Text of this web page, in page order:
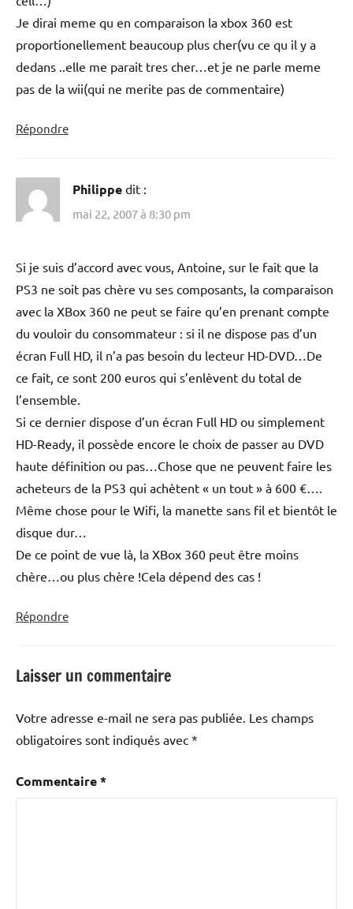
Je dirai meme qu en comparaison la xbox 360 est
proportionellement beaucoup plus cher(vu ce qu il y a
dedans ..elle me parait tres cher…et je ne parle meme
pas de la wii(qui ne merite pas de commentaire)
Répondre
Philippe dit :
mai 22, 2007 à 8:30 pm
Si je suis d’accord avec vous, Antoine, sur le fait que la
PS3 ne soit pas chère vu ses composants, la comparaison
avec la XBox 360 ne peut se faire qu’en prenant compte
du vouloir du consommateur : si il ne dispose pas d’un
écran Full HD, il n’a pas besoin du lecteur HD-DVD…De
ce fait, ce sont 200 euros qui s’enlèvent du total de
l’ensemble.
Si ce dernier dispose d’un écran Full HD ou simplement
HD-Ready, il possède encore le choix de passer au DVD
haute définition ou pas…Chose que ne peuvent faire les
acheteurs de la PS3 qui achètent « un tout » à 600 €….
Même chose pour le Wifi, la manette sans fil et bientôt le
disque dur…
De ce point de vue là, la XBox 360 peut être moins
chère…ou plus chère !Cela dépend des cas !
Répondre
Laisser un commentaire
Votre adresse e-mail ne sera pas publiée. Les champs
obligatoires sont indiqués avec *
Commentaire*